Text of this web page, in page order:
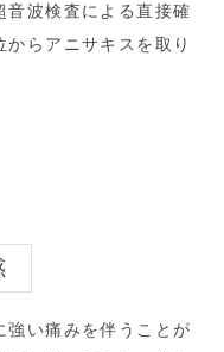
音波検査による直接確
らアニサキスを取り
強い痛みを伴うことが